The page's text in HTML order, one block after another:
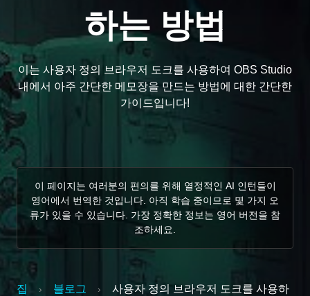
하는 방법
이는 사용자 정의 브라우저 도크를 사용하여 OBS Studio
내에서 아주 간단한 메모장을 만드는 방법에 대한 간단한
가이드입니다!
이 페이지는 여러분의 편의를 위해 열정적인 AI 인턴들이
영어에서 번역한 것입니다. 아직 학습 중이므로 몇 가지 오
류가 있을 수 있습니다. 가장 정확한 정보는 영어 버전을 참
조하세요.
집 › 블로그 ›
사용자 정의 브라우저 도크를 사용하